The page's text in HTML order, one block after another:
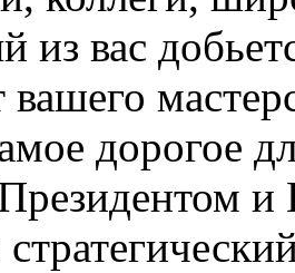
из вас
вашего
дорогое